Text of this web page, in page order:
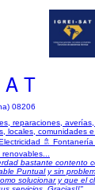
A T
08206
reparaciones,
locales, comunidades
🚿
bastante contento
Puntual y sin
solucionar y que el